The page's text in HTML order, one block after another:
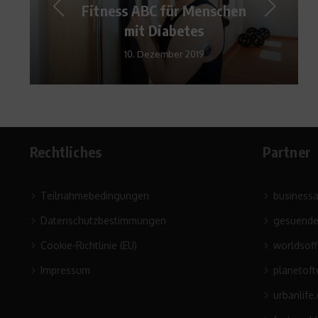
VfB Oldisleben
2. Dezember 2013
Rechtliches
Teilnahmebedingungen
Datenschutzbestimmungen
Cookie-Richtlinie (EU)
Impressum
Partner